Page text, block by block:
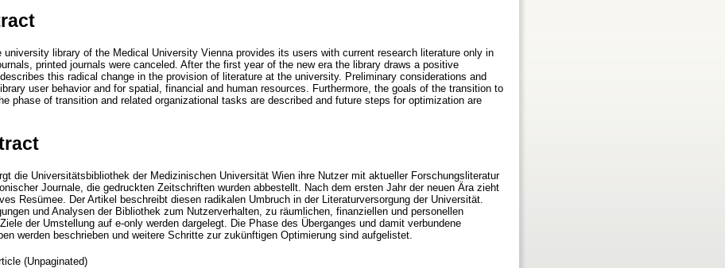
university library of the Medical University Vienna provides its users with current research literature only in
printed journals were canceled. After the first year of the new era the library draws a positive
this radical change in the provision of literature at the university. Preliminary considerations and
user behavior and for spatial, financial and human resources. Furthermore, the goals of the transition to
phase of transition and related organizational tasks are described and future steps for optimization are
die Universitätsbibliothek der Medizinischen Universität Wien ihre Nutzer mit aktueller Forschungsliteratur
Journale, die gedruckten Zeitschriften wurden abbestellt. Nach dem ersten Jahr der neuen Ära zieht
Resümee. Der Artikel beschreibt diesen radikalen Umbruch in der Literaturversorgung der Universität.
und Analysen der Bibliothek zum Nutzerverhalten, zu räumlichen, finanziellen und personellen
der Umstellung auf e-only werden dargelegt. Die Phase des Überganges und damit verbundene
werden beschrieben und weitere Schritte zur zukünftigen Optimierung sind aufgelistet.
(Unpaginated)